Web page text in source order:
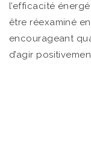
l’efficacité
être réexaminé
encourageant
d’agir